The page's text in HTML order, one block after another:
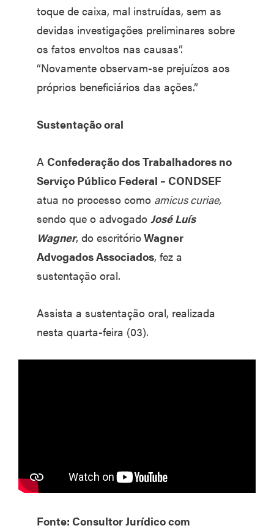
toque de caixa, mal instruídas, sem as
devidas investigações preliminares sobre
os fatos envoltos nas causas”.
“Novamente observam-se prejuízos aos
próprios beneficiários das ações.”
Sustentação oral
A Confederação dos Trabalhadores no
Serviço Público Federal – CONDSEF
atua no processo como amicus curiae,
sendo que o advogado José Luís
Wagner, do escritórioWagner
Advogados Associados, fez a
sustentação oral.
Assista a sustentação oral, realizada
nesta quarta-feira (03).
Fonte: Consultor Jurídico com